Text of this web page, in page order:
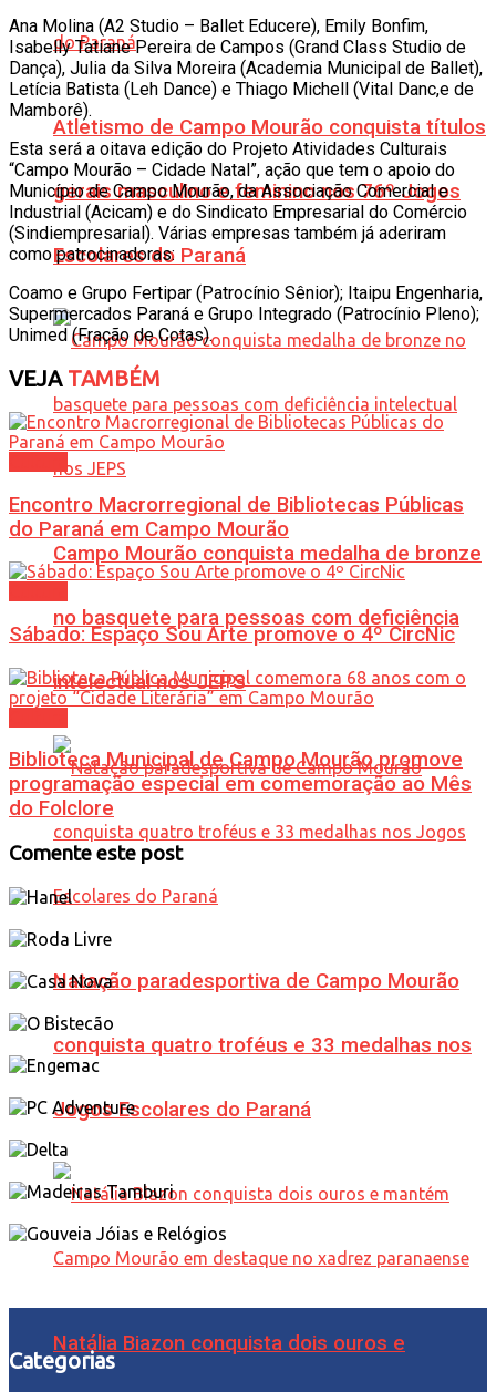
Atletismo de Campo Mourão conquista títulos
gerais masculino e feminino nos 76º Jogos
Escolares do Paraná
Campo Mourão conquista medalha de bronze
no basquete para pessoas com deficiência
intelectual nos JEPS
Natação paradesportiva de Campo Mourão
conquista quatro troféus e 33 medalhas nos
Jogos Escolares do Paraná
Natália Biazon conquista dois ouros e
Ana Molina (A2 Studio – Ballet Educere), Emily Bonfim,
Isabelly Tatiane Pereira de Campos (Grand Class Studio de
Dança), Julia da Silva Moreira (Academia Municipal de Ballet),
Letícia Batista (Leh Dance) e Thiago Michell (Vital Danc,e de
Mamborê).
Esta será a oitava edição do Projeto Atividades Culturais
“Campo Mourão – Cidade Natal”, ação que tem o apoio do
Município de Campo Mourão, da Associação Comercial e
Industrial (Acicam) e do Sindicato Empresarial do Comércio
(Sindiempresarial). Várias empresas também já aderiram
como patrocinadoras:
Coamo e Grupo Fertipar (Patrocínio Sênior); Itaipu Engenharia,
Supermercados Paraná e Grupo Integrado (Patrocínio Pleno);
Unimed (Fração de Cotas).
VEJATAMBÉM
Encontro Macrorregional de Bibliotecas Públicas
do Paraná em Campo Mourão
Sábado: Espaço Sou Arte promove o 4º CircNic
Biblioteca Municipal de Campo Mourão promove
programação especial em comemoração ao Mês
do Folclore
Comente este post
Categorias